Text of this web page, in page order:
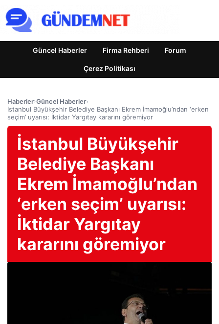
Güncel Haberler Firma Rehberi Forum
Çerez Politikası
Haberler›Güncel Haberler›
İstanbul Büyükşehir Belediye Başkanı Ekrem İmamoğlu’ndan ‘erken
seçim’ uyarısı: İktidar Yargıtay kararını göremiyor
İstanbul Büyükşehir
Belediye Başkanı
Ekrem İmamoğlu’ndan
‘erken seçim’ uyarısı:
İktidar Yargıtay
kararını göremiyor